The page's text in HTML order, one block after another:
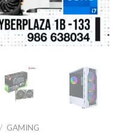
/ GAMING